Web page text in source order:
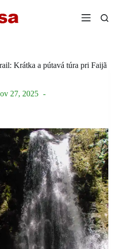
Krátka a pútavá túra pri Faijã
27, 2025